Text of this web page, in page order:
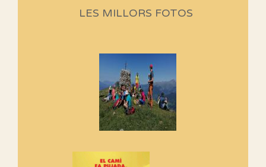
programació d'aquest any
Si no podem caminar, alguna
cosa hem de fer...
Els Centpeus signen el
Manifest a favor dels Camins
adhereix-te al manifest!
LES MILLORS FOTOS